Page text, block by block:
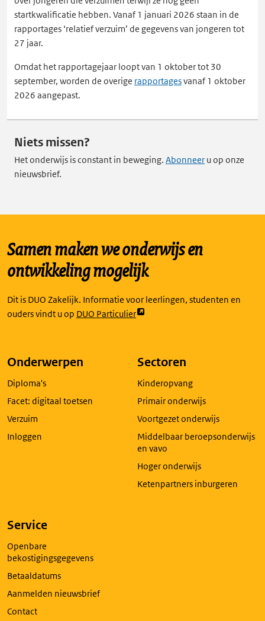
startkwalificatie hebben. Vanaf 1 januari 2026 staan in de
rapportages ‘relatief verzuim’ de gegevens van jongeren tot
27 jaar.
Omdat het rapportagejaar loopt van 1 oktober tot 30
september, worden de overige rapportagesvanaf 1 oktober
2026 aangepast.
Niets missen?
Het onderwijs is constant in beweging. Abonneer u op onze
nieuwsbrief.
Samen maken we onderwijs en
ontwikkeling mogelijk
Dit is DUO Zakelijk. Informatie voor leerlingen, studenten en
ouders vindt u op DUO Particulier
Link
in
nieuw
Onderwerpen
Diploma's
Facet: digitaal toetsen
Verzuim
Inloggen
Sectoren
Kinderopvang
Primair onderwijs
Voortgezet onderwijs
Middelbaar beroepsonderwijs
en vavo
Hoger onderwijs
Ketenpartners inburgeren
Service
Openbare
bekostigingsgegevens
Betaaldatums
Aanmelden nieuwsbrief
Contact